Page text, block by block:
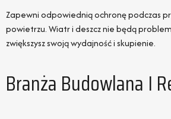
Zapewni odpowiednią ochronę podczas
powietrzu. Wiatr i deszcz nie będą
zwiększysz swoją wydajność i skupienie.
Branża Budowlana I